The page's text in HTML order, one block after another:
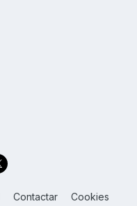
Contactar Cookies